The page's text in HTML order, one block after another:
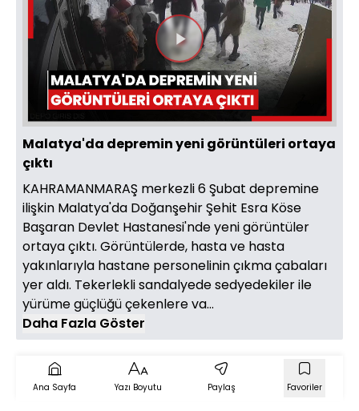
Videoyu
Oynat
Malatya'da depremin yeni görüntüleri ortaya
çıktı
KAHRAMANMARAŞ merkezli 6 Şubat depremine
ilişkin Malatya'da Doğanşehir Şehit Esra Köse
Başaran Devlet Hastanesi'nde yeni görüntüler
ortaya çıktı. Görüntülerde, hasta ve hasta
yakınlarıyla hastane personelinin çıkma çabaları
yer aldı. Tekerlekli sandalyede sedyedekiler ile
yürüme güçlüğü çekenlere va...
Daha Fazla Göster
Ana Sayfa Yazı Boyutu Paylaş Favoriler